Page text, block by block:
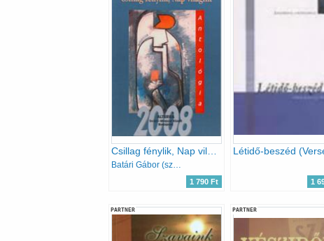
Batári Gábor (szerk.)
1 790 Ft 1
PARTNER PARTNER